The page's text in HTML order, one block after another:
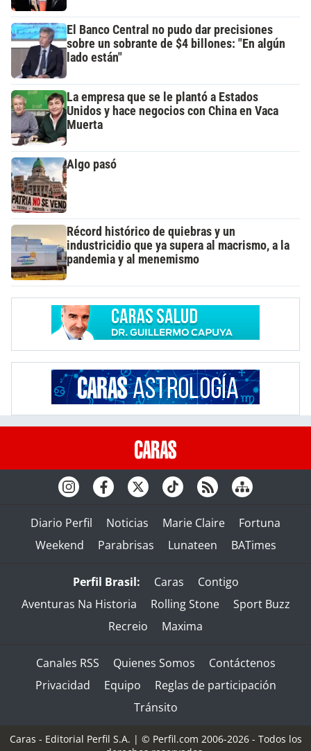
El Banco Central no pudo dar precisiones
sobre un sobrante de $4 billones: "En algún
lado están"
La empresa que se le plantó a Estados
Unidos y hace negocios con China en Vaca
Muerta
Algo pasó
Récord histórico de quiebras y un
industricidio que ya supera al macrismo, a la
pandemia y al menemismo
Diario Perfil Noticias Marie Claire
Fortuna
Weekend
Parabrisas Lunateen BATimes
Perfil Brasil: Caras
Contigo
Aventuras Na Historia
Rolling Stone
Sport Buzz
Recreio
Maxima
Canales RSS Quienes Somos
Contáctenos
Privacidad
Equipo
Reglas de participación
Tránsito
Caras - Editorial Perfil S.A. | © Perfil.com 2006-2026 - Todos los